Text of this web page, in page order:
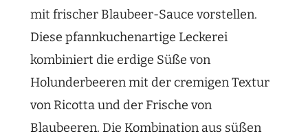
mit frischer Blaubeer-Sauce vorstellen.
Diese pfannkuchenartige Leckerei
kombiniert die erdige Süße von
Holunderbeeren mit der cremigen Textur
von Ricotta und der Frische von
Blaubeeren. Die Kombination aus süßen